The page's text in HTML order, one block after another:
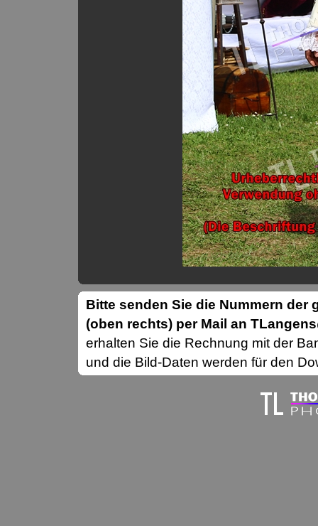
Bitte senden Sie die Nummern der
(oben rechts) per Mail an
erhalten Sie die Rechnung mit der
und die Bild-Daten werden für den